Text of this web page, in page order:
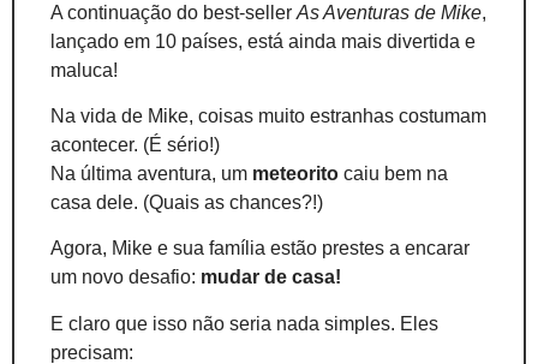
A continuação do best-seller As Aventuras de Mike,
lançado em 10 países, está ainda mais divertida e
maluca!
Na vida de Mike, coisas muito estranhas costumam
acontecer. (É sério!)
Na última aventura, um meteorito caiu bem na
casa dele. (Quais as chances?!)
Agora, Mike e sua família estão prestes a encarar
um novo desafio: mudar de casa!
E claro que isso não seria nada simples. Eles
precisam: